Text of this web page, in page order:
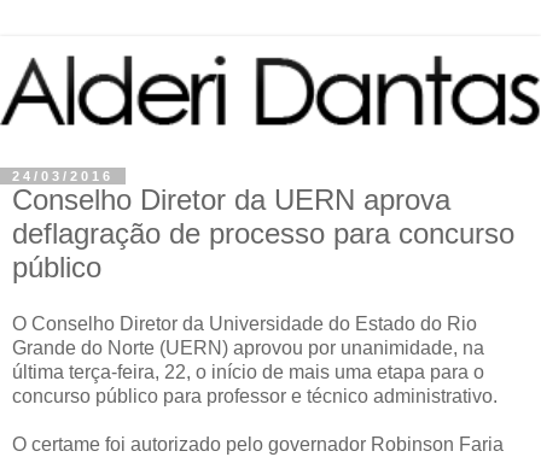
24/03/2016
Conselho Diretor da UERN aprova
deflagração de processo para concurso
público
O Conselho Diretor da Universidade do Estado do Rio
Grande do Norte (UERN) aprovou por unanimidade, na
última terça-feira, 22, o início de mais uma etapa para o
concurso público para professor e técnico administrativo.
O certame foi autorizado pelo governador Robinson Faria